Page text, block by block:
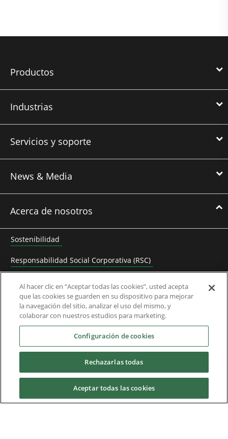
Productos
Industrias
Servicios y soporte
News & Media
Acerca de nosotros
Sostenibilidad
Responsabilidad Social Corporativa (RSC)
Contactar con Control Techniques
Socios
Red de Distribuidores
Red de Solutions Partners
Al hacer clic en “Aceptar todas las cookies”, usted acepta
que las cookies se guarden en su dispositivo para mejorar
la navegación del sitio, analizar el uso del mismo, y
colaborar con nuestros estudios para marketing.
Configuración de cookies
Rechazarlas todas
Aceptar todas las cookies